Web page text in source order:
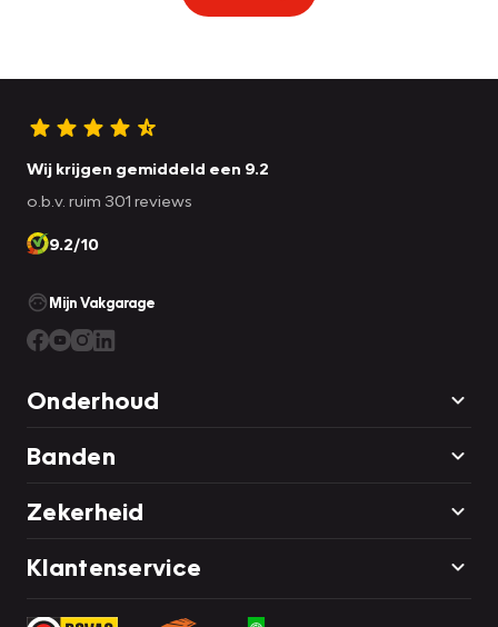
Wij krijgen gemiddeld een 9.2
o.b.v. ruim 301 reviews
9.2/10
Mijn Vakgarage
Onderhoud
Banden
Zekerheid
Klantenservice